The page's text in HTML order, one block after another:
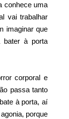
conhece uma
vai trabalhar
imaginar que
bater à porta
corporal e
passa tanto
à porta, aí
porque